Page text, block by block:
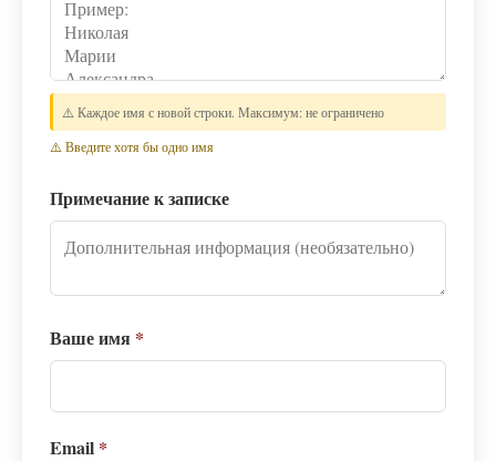
⚠️ Каждое имя с новой строки. Максимум: не ограничено
⚠️ Введите хотя бы одно имя
Примечание к записке
Ваше имя *
Email *